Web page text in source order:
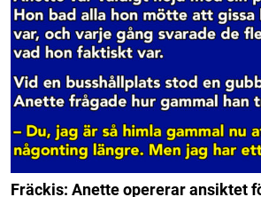
Fräckis: Anette opererar ansiktet